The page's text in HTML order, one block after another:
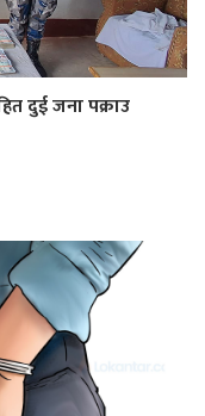
दुई जना पक्राउ